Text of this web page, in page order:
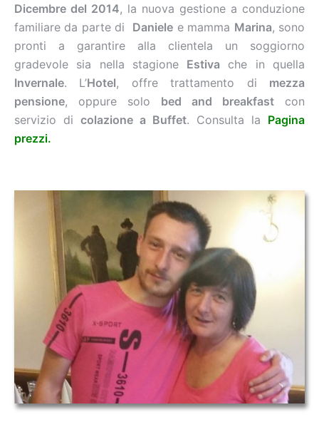
Dicembre del 2014, la nuova gestione a conduzione
familiare da parte di Daniele e mamma Marina, sono
pronti a garantire alla clientela un soggiorno
gradevole sia nella stagione Estiva che in quella
Invernale. L’Hotel, offre trattamento di mezza
pensione, oppure solo bed and breakfast con
servizio di colazione a Buffet. Consulta la Pagina
prezzi.